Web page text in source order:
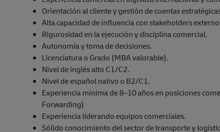
Orientación al cliente y gestión de cuentas
Alta capacidad de influencia con stakeholders
Rigurosidad en la ejecución y disciplina comercial.
Autonomía y toma de decisiones.
Licenciatura o Grado (MBA valorable).
Nivel de inglés alto C1/C2.
Nivel de español nativo o B2/C1.
Experiencia mínima de 8–10 años en posiciones
Forwarding)
Experiencia liderando equipos comerciales.
Sólido conocimiento del sector de transporte y